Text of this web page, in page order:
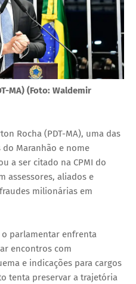
MA) (Foto: Waldemir
Rocha (PDT-MA), uma das
Maranhão e nome
a ser citado na CPMI do
assessores, aliados e
milionárias em
o parlamentar enfrenta
encontros com
e indicações para cargos
tenta preservar a trajetória